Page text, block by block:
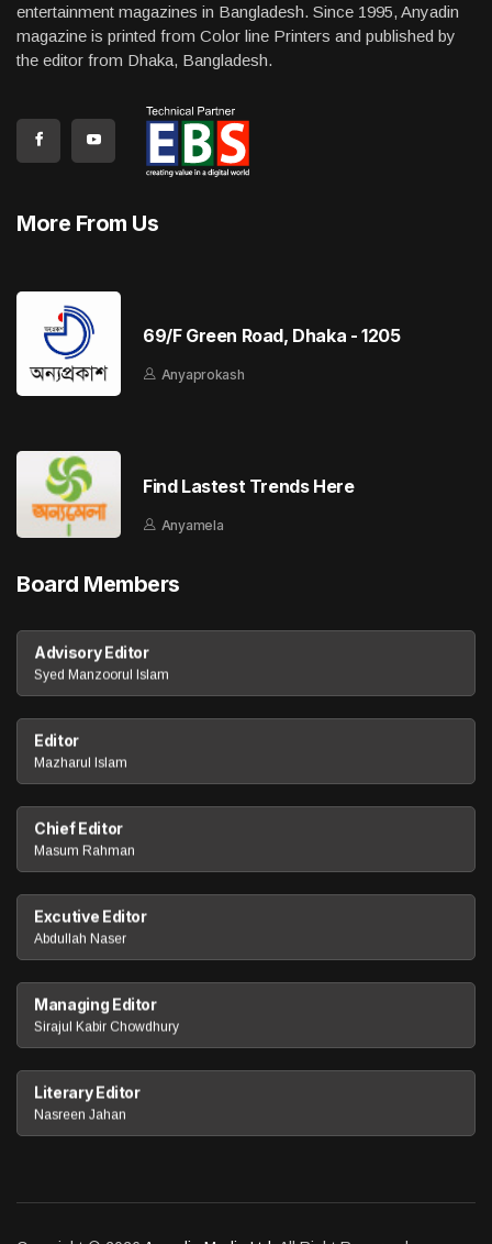
entertainment magazines in Bangladesh. Since 1995, Anyadin
magazine is printed from Color line Printers and published by
the editor from Dhaka, Bangladesh.
More From Us
69/F Green Road, Dhaka - 1205
Anyaprokash
Find Lastest Trends Here
Anyamela
Board Members
Advisory Editor
Syed Manzoorul Islam
Editor
Mazharul Islam
Chief Editor
Masum Rahman
Excutive Editor
Abdullah Naser
Managing Editor
Sirajul Kabir Chowdhury
Literary Editor
Nasreen Jahan